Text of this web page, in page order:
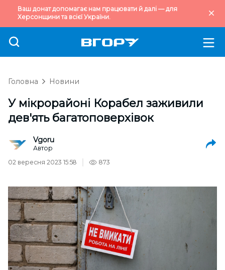
Ваш донат допомагає нам працювати й далі — для
Херсонщини та всієї України.
Головна Новини
У мікрорайоні Корабел заживили
дев'ять багатоповерхівок
Vgoru
Автор
02 вересня 2023 15:58
873